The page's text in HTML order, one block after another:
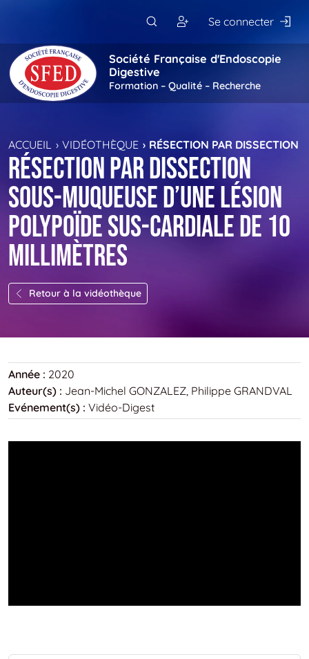
Se connecter
Société Française d'Endoscopie
Digestive
Formation – Qualité – Recherche
ACCUEIL VIDÉOTHÈQUE RÉSECTION PAR DISSECTION
Résection par dissection
sous-muqueuse d’une lésion
polypoïde sus-cardiale de 10
millimètres
Retour à la vidéothèque
Année : 2020
Auteur(s) : Jean-Michel GONZALEZ, Philippe GRANDVAL
Evénement(s) : Vidéo-Digest